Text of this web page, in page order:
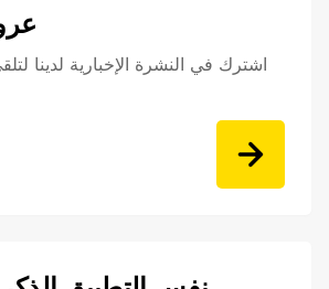
اشترك في النشرة الإخبارية لدينا